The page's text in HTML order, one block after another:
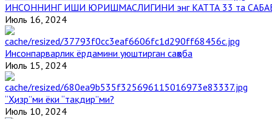
ИНСОННИНГ ИШИ ЮРИШМАСЛИГИНИ энг КАТТА 33 та
Июль 16, 2024
Инсонпарварлик ёрдамини уюштирган саҳоба
Июль 15, 2024
“Ҳизр”ми ёки “тақдир”ми?
Июль 10, 2024